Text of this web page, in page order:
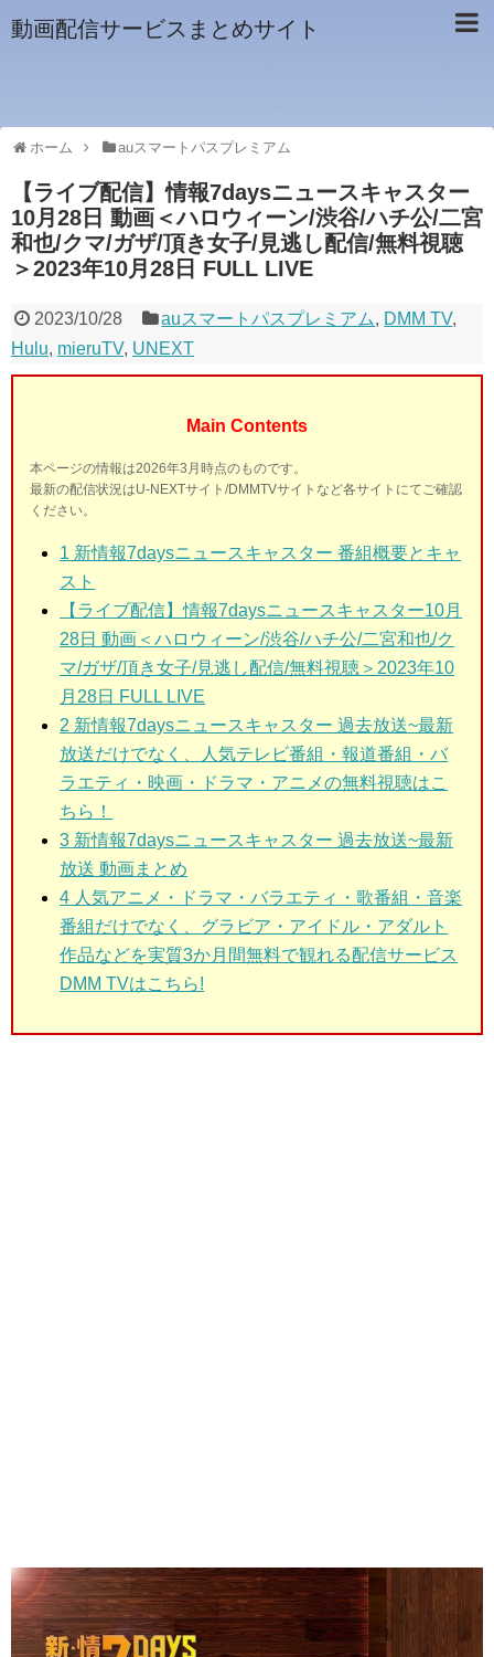
動画配信サービスまとめサイト
ホーム auスマートパスプレミアム
【ライブ配信】情報7daysニュースキャスター
10月28日 動画＜ハロウィーン/渋谷/ハチ公/二宮
和也/クマ/ガザ/頂き女子/見逃し配信/無料視聴
＞2023年10月28日 FULL LIVE
2023/10/28 auスマートパスプレミアム, DMM TV,
Hulu, mieruTV, UNEXT
Main Contents
本ページの情報は2026年3月時点のものです。
最新の配信状況はU-NEXTサイト/DMMTVサイトなど各サイトにてご確認
ください。
1 新情報7daysニュースキャスター 番組概要とキャ
スト
【ライブ配信】情報7daysニュースキャスター10月
28日 動画＜ハロウィーン/渋谷/ハチ公/二宮和也/ク
マ/ガザ/頂き女子/見逃し配信/無料視聴＞2023年10
月28日 FULL LIVE
2 新情報7daysニュースキャスター 過去放送~最新
放送だけでなく、人気テレビ番組・報道番組・バ
ラエティ・映画・ドラマ・アニメの無料視聴はこ
ちら！
3 新情報7daysニュースキャスター 過去放送~最新
放送 動画まとめ
4 人気アニメ・ドラマ・バラエティ・歌番組・音楽
番組だけでなく、グラビア・アイドル・アダルト
作品などを実質3か月間無料で観れる配信サービス
DMM TVはこちら!